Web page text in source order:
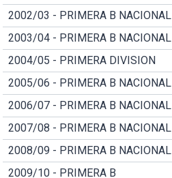
2002/03 - PRIMERA B NACIONAL
2003/04 - PRIMERA B NACIONAL
2004/05 - PRIMERA DIVISION
2005/06 - PRIMERA B NACIONAL
2006/07 - PRIMERA B NACIONAL
2007/08 - PRIMERA B NACIONAL
2008/09 - PRIMERA B NACIONAL
2009/10 - PRIMERA B